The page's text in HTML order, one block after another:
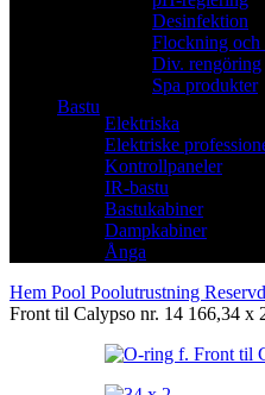
Desinfektion
Flockning och
Div. rengöring
Spa produkter
Bastu
Elektriska
Elektriske
Kontrollpaneler
IR-bastu
Bastukabiner
Dampkabiner
Ånga
Hem Pool Poolutrustning
Front til Calypso nr. 14 166,34 x